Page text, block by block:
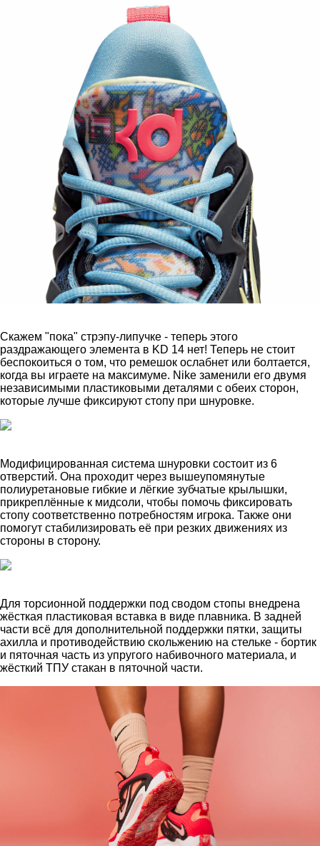
Скажем "пока" стрэпу-липучке - теперь этого
раздражающего элемента в KD 14 нет! Теперь не стоит
беспокоиться о том, что ремешок ослабнет или болтается,
когда вы играете на максимуме. Nike заменили его двумя
независимыми пластиковыми деталями с обеих сторон,
которые лучше фиксируют стопу при шнуровке.
Модифицированная система шнуровки состоит из 6
отверстий. Она проходит через вышеупомянутые
полиуретановые гибкие и лёгкие зубчатые крылышки,
прикреплённые к мидсоли, чтобы помочь фиксировать
стопу соответственно потребностям игрока. Также они
помогут стабилизировать её при резких движениях из
стороны в сторону.
Для торсионной поддержки под сводом стопы внедрена
жёсткая пластиковая вставка в виде плавника. В задней
части всё для дополнительной поддержки пятки, защиты
ахилла и противодействию скольжению на стельке - бортик
и пяточная часть из упругого набивочного материала, и
жёсткий ТПУ стакан в пяточной части.